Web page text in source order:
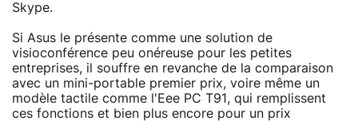
Skype.
Si Asus le présente comme une solution de
visioconférence peu onéreuse pour les petites
entreprises, il souffre en revanche de la comparaison
avec un mini-portable premier prix, voire même un
modèle tactile comme l'Eee PC T91, qui remplissent
ces fonctions et bien plus encore pour un prix